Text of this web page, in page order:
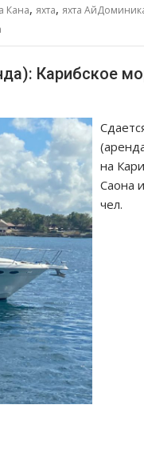
Кана, яхта, яхта
Карибское
на
Саона
чел.